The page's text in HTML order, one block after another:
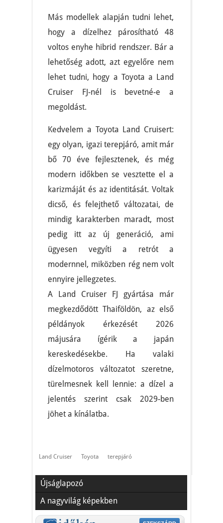
Más modellek alapján tudni lehet,
hogy a dízelhez párosítható 48
voltos enyhe hibrid rendszer. Bár a
lehetőség adott, azt egyelőre nem
lehet tudni, hogy a Toyota a Land
Cruiser FJ-nél is bevetné-e a
megoldást.
Kedvelem a Toyota Land Cruisert:
egy olyan, igazi terepjáró, amit már
bő 70 éve fejlesztenek, és még
modern időkben se vesztette el a
karizmáját és az identitását. Voltak
dicső, és felejthető változatai, de
mindig karakterben maradt, most
pedig itt az új generáció, ami
ügyesen vegyíti a retrót a
modernnel, miközben rég nem volt
ennyire jellegzetes.
A Land Cruiser FJ gyártása már
megkezdődött Thaiföldön, az első
példányok érkezését 2026
májusára ígérik a japán
kereskedésekbe. Ha valaki
dízelmotoros változatot szeretne,
türelmesnek kell lennie: a dízel a
jelentés szerint csak 2029-ben
jöhet a kínálatba.
Land Cruiser Toyota terepjáró
Újságlapozó
A nagyvilág képekben